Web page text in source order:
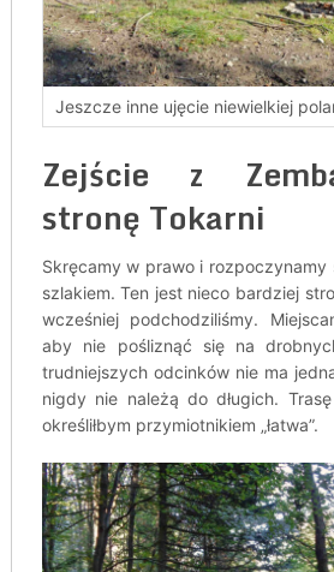
Jeszcze inne ujęcie niewielkiej
Zejście z
stronę Tokarni
Skręcamy w prawo i rozpoczynamy
szlakiem. Ten jest nieco bardziej
wcześniej podchodziliśmy.
aby nie pośliznąć się na
trudniejszych odcinków nie ma
nigdy nie należą do długich.
określiłbym przymiotnikiem „łatwa”.